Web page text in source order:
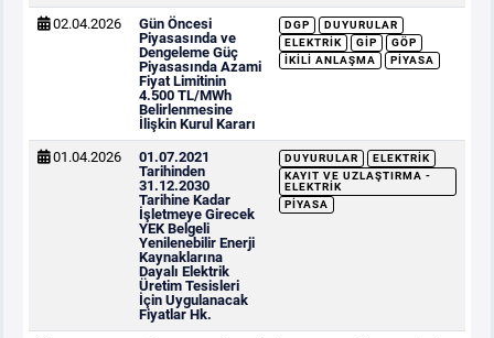
02.04.2026
Gün Öncesi
Piyasasında ve
Dengeleme Güç
Piyasasında Azami
Fiyat Limitinin
4.500 TL/MWh
Belirlenmesine
İlişkin Kurul Kararı
DGP
DUYURULAR
ELEKTRIK
GİP
GÖP
İKILI ANLAŞMA
PIYASA
01.04.2026
01.07.2021
Tarihinden
31.12.2030
Tarihine Kadar
İşletmeye Girecek
YEK Belgeli
Yenilenebilir Enerji
Kaynaklarına
Dayalı Elektrik
Üretim Tesisleri
İçin Uygulanacak
Fiyatlar Hk.
DUYURULAR
ELEKTRIK
KAYIT VE UZLAŞTIRMA -
ELEKTRIK
PIYASA